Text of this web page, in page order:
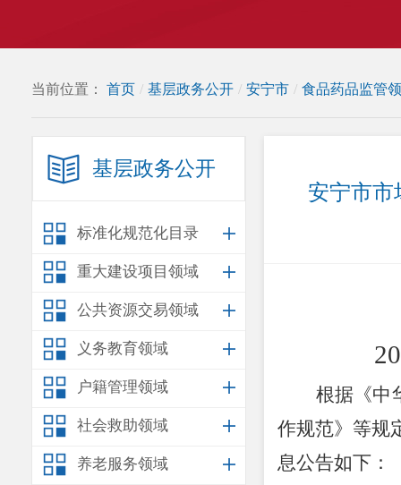
当前位置： 首页 / 基层政务公开 / 安宁市 / 食品药品监管
基层政务公开
标准化规范化目录
重大建设项目领域
公共资源交易领域
义务教育领域
户籍管理领域
社会救助领域
养老服务领域
安宁市市
根据《中
作规范》等规
息公告如下：